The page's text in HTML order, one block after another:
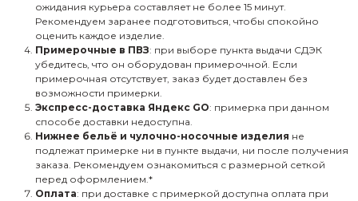
ожидания курьера составляет не более 15 минут.
Рекомендуем заранее подготовиться, чтобы спокойно
оценить каждое изделие.
Примерочные в ПВЗ: при выборе пункта выдачи СДЭК
убедитесь, что он оборудован примерочной. Если
примерочная отсутствует, заказ будет доставлен без
возможности примерки.
Экспресс-доставка Яндекс GO: примерка при данном
способе доставки недоступна.
Нижнее бельё и чулочно-носочные изделия не
подлежат примерке ни в пункте выдачи, ни после получения
заказа. Рекомендуем ознакомиться с размерной сеткой
перед оформлением.*
Оплата: при доставке с примеркой доступна оплата при